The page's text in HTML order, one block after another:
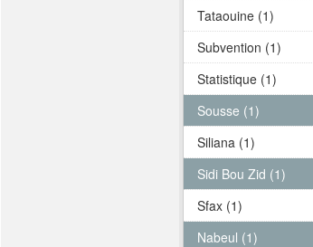
Tataouine (1)
Subvention (1)
Statistique (1)
Sousse (1)
Siliana (1)
Sidi Bou Zid (1)
Sfax (1)
Nabeul (1)